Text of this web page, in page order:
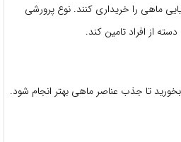
ماهی را خریداری کنند. نوع پرورشی
از افراد تامین کند.
بخورید تا جذب عناصر ماهی بهتر انجام شود.